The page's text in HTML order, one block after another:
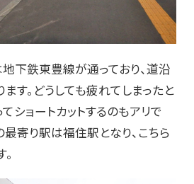
下鉄東豊線が通っており、道沿
す。どうしても疲れてしまったと
ショートカットするのもアリで
最寄り駅は福住駅となり、こちら